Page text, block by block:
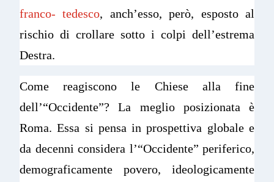
franco- tedesco, anch’esso, però, esposto al
rischio di crollare sotto i colpi dell’estrema
Destra.
Come reagiscono le Chiese alla fine
dell’“Occidente”? La meglio posizionata è
Roma. Essa si pensa in prospettiva globale e
da decenni considera l’“Occidente” periferico,
demograficamente povero, ideologicamente